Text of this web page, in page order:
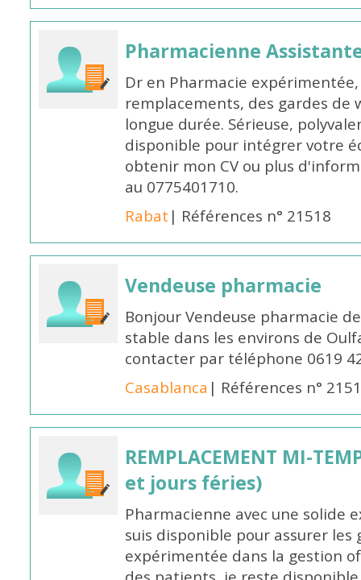
Pharmacienne
Dr en Pharmacie
remplacements, des gardes de
longue durée. Sérieuse,
disponible pour intégrer votre
obtenir mon CV ou plus
au 0775401710.
Rabat | Références n° 21518
Vendeuse pharmacie
Bonjour Vendeuse pharmacie
stable dans les environs de
contacter par téléphone 0619
Casablanca | Références n°
REMPLACEMENT MI-
et jours féries)
Pharmacienne avec une solide
suis disponible pour assurer les
expérimentée dans la gestion